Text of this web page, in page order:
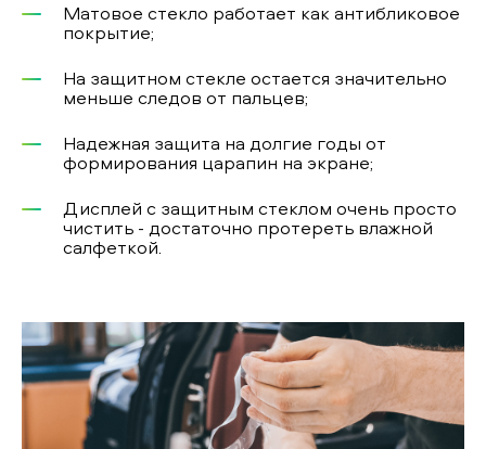
Матовое стекло работает как антибликовое
покрытие;
На защитном стекле остается значительно
меньше следов от пальцев;
Надежная защита на долгие годы от
формирования царапин на экране;
Дисплей с защитным стеклом очень просто
чистить - достаточно протереть влажной
салфеткой.